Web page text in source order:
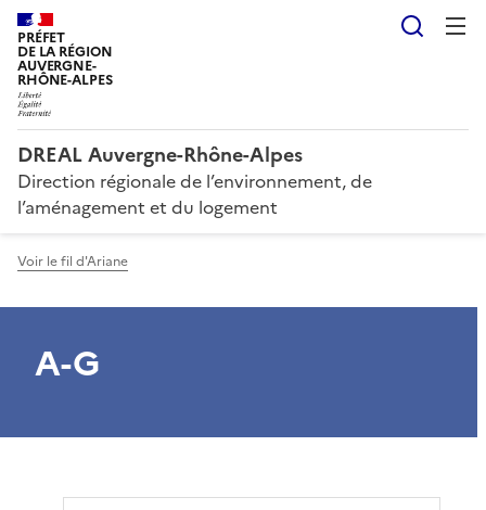
PRÉFET
DE LA RÉGION
AUVERGNE-
RHÔNE-ALPES
DREAL Auvergne-Rhône-Alpes
Direction régionale de l’environnement, de
l’aménagement et du logement
Voir le fil d'Ariane
A-G